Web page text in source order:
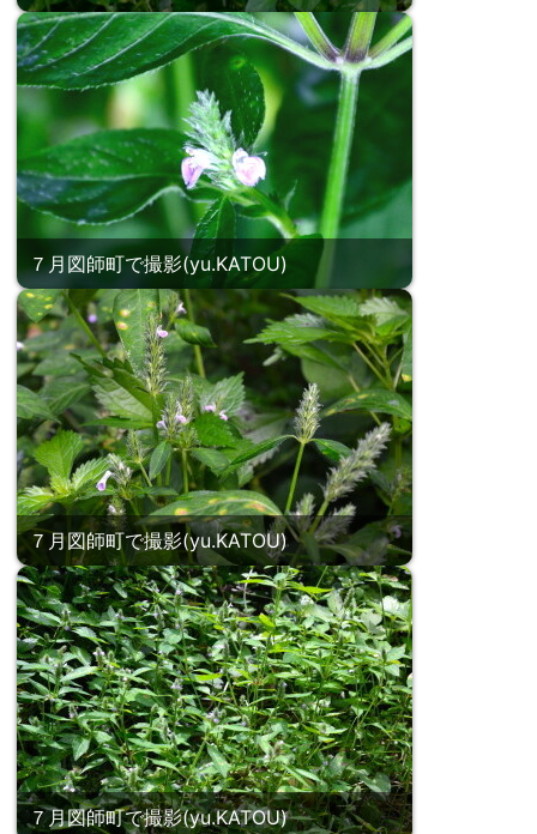
７月図師町で撮影(yu.KATOU)
７月図師町で撮影(yu.KATOU)
７月図師町で撮影(yu.KATOU)